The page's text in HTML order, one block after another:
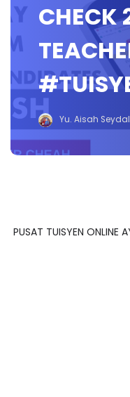
CHECK
Yu. Aisah
PUSAT TUISYEN ONLINE